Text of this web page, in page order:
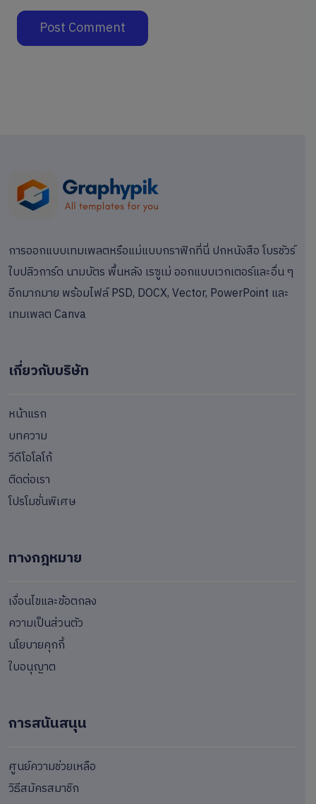
การออกแบบเทมเพลตหรือแม่แบบกราฟิกที่นี่ ปกหนังสือ โบรชัวร์
ใบปลิวการ์ด นามบัตร พื้นหลัง เรซูเม่ ออกแบบเวกเตอร์และอื่น ๆ
อีกมากมาย พร้อมไฟล์ PSD, DOCX, Vector, PowerPoint และ
เทมเพลต Canva
เกี่ยวกับบริษัท
หน้าแรก
บทความ
วีดีโอโลโก้
ติดต่อเรา
โปรโมชั่นพิเศษ
ทางกฎหมาย
เงื่อนไขและข้อตกลง
ความเป็นส่วนตัว
นโยบายคุกกี้
ใบอนุญาต
การสนันสนุน
ศูนย์ความช่วยเหลือ
วิธีสมัครสมาชิก